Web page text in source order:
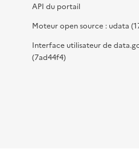
API du portail
Moteur open source : udata
Interface utilisateur de
(7ad44f4)